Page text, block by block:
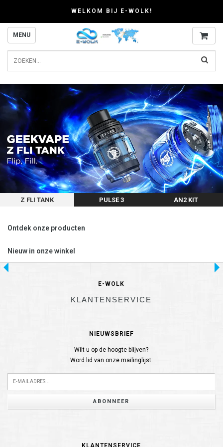
WELKOM BIJ E-WOLK!
MENU
Z FLI TANK PULSE 3 AN2 KIT
Ontdek onze producten
Nieuw in onze winkel
E-WOLK
KLANTENSERVICE
NIEUWSBRIEF
Wilt u op de hoogte blijven?
Word lid van onze mailinglijst:
ABONNEER
KLANTENSERVICE